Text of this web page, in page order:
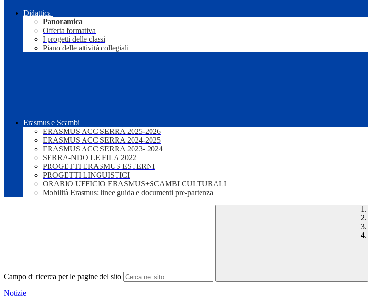
Didattica
Panoramica
Offerta formativa
I progetti delle classi
Piano delle attività collegiali
Erasmus e Scambi
ERASMUS ACC SERRA 2025-2026
ERASMUS ACC SERRA 2024-2025
ERASMUS ACC SERRA 2023- 2024
SERRA-NDO LE FILA 2022
PROGETTI ERASMUS ESTERNI
PROGETTI LINGUISTICI
ORARIO UFFICIO ERASMUS+SCAMBI CULTURALI
Mobilità Erasmus: linee guida e documenti pre-partenza
Campo di ricerca per le pagine del sito
Notizie